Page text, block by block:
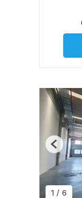
1 / 6